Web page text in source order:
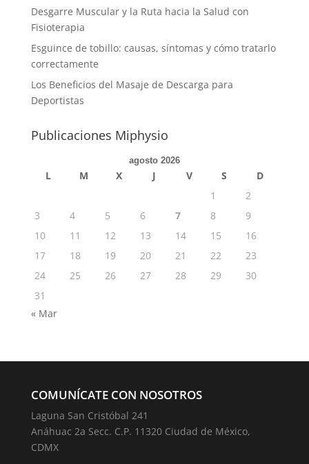
Desgarre Muscular y la Ruta hacia la Salud con
Fisioterapia
Esguince de tobillo: causas, síntomas y cómo tratarlo
correctamente
Los Beneficios del Masaje de Descarga para
Deportistas
Publicaciones Miphysio
agosto 2026
L M X J V S
D
1
2
3
4 5 6 7 8
9
10
11 12 13 14 15
16
17
18 19 20 21 22
23
24
25 26 27 28 29
30
31
« Mar
COMUNÍCATE CON NOSOTROS
Laguna San Cristóbal 241
Anáhuac 2a Secc. C.P. 11320 Ciudad de México,
CDMX